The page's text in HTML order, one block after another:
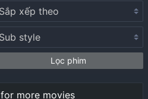
Lọc phim
for more movies